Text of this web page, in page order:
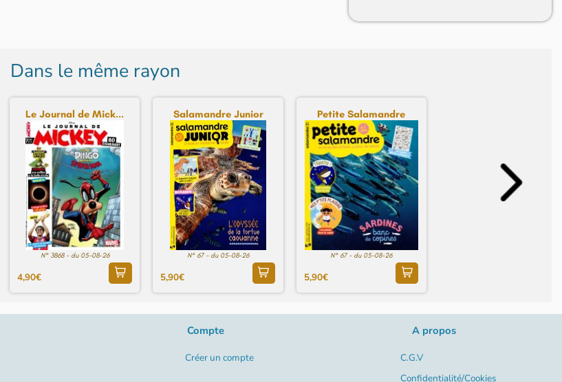
Dans le même rayon
Le Journal de Mick...
N° 3868 - du 05-08-26
4,90€
Salamandre Junior
N° 67 - du 05-08-26
5,90€
Petite Salamandre
N° 67 - du 05-08-26
5,90€
Compte
Créer un compte
A propos
C.G.V
Confidentialité/Cookies